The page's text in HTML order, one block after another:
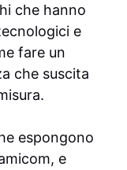
che hanno
e
fare un
che suscita
espongono
e